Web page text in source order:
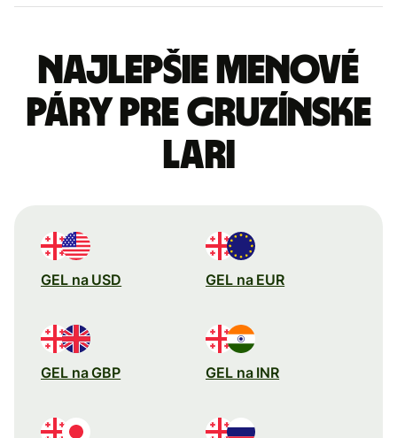
Najlepšie menové
páry pre Gruzínske
lari
GEL na USD GEL na EUR
GEL na GBP GEL na INR